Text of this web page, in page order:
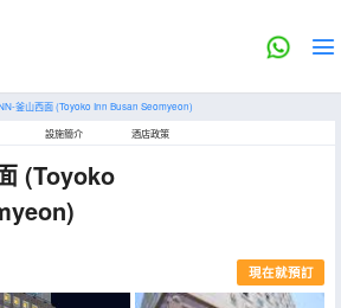
釜山西面(Toyoko Inn Busan Seomyeon)
設施簡介 酒店政策
(Toyoko
現在就預訂